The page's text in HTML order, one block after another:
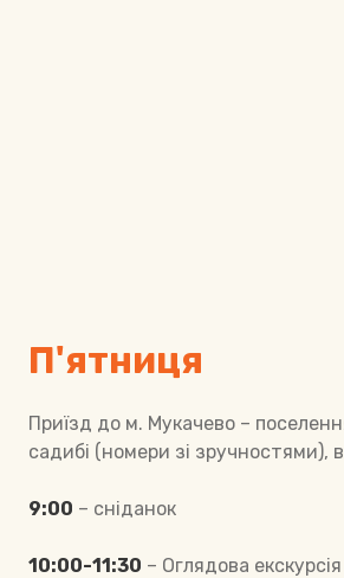
П'ятниця
Приїзд до м. Мукачево –
садибі (номери зі зручностями),
9:00 – сніданок
10:00-11:30 – Оглядова